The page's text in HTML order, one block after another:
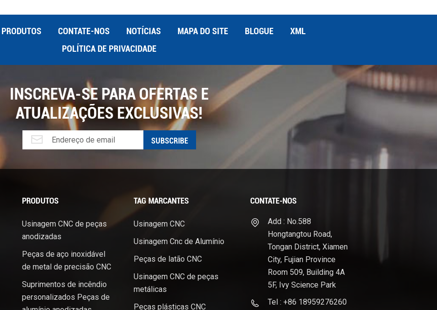
PRODUTOS CONTATE-NOS NOTÍCIAS MAPA DO SITE BLOGUE
XML
POLÍTICA DE PRIVACIDADE
INSCREVA-SE PARA OFERTAS E
ATUALIZAÇÕES EXCLUSIVAS!
PRODUTOS
Usinagem CNC de peças
anodizadas
Peças de aço inoxidável
de metal de precisão CNC
Suprimentos de incêndio
personalizados Peças de
TAG MARCANTES
Usinagem CNC
Usinagem Cnc de Alumínio
Peças de latão CNC
Usinagem CNC de peças
metálicas
Peças plásticas CNC
CONTATE-NOS
Add : No.588
Hongtangtou Road,
Tongan District, Xiamen
City, Fujian Province
Room 509, Building 4A
5F, Ivy Science Park
Tel : +86 18959276260